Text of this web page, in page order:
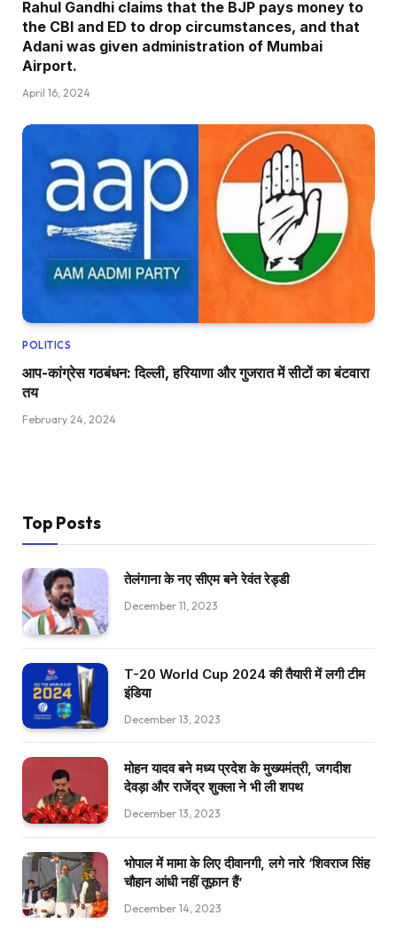
Rahul Gandhi claims that the BJP pays money to
the CBI and ED to drop circumstances, and that
Adani was given administration of Mumbai
Airport.
April 16, 2024
POLITICS
आप-कांग्रेस गठबंधन: दिल्ली, हरियाणा और गुजरात में सीटों का बंटवारा
तय
February 24, 2024
Top Posts
तेलंगाना के नए सीएम बने रेवंत रेड्डी
December 11, 2023
T-20 World Cup 2024 की तैयारी में लगी टीम
इंडिया
December 13, 2023
मोहन यादव बने मध्य प्रदेश के मुख्यमंत्री, जगदीश
देवड़ा और राजेंद्र शुक्ला ने भी ली शपथ
December 13, 2023
भोपाल में मामा के लिए दीवानगी, लगे नारे ‘शिवराज सिंह
चौहान आंधी नहीं तूफ़ान हैं’
December 14, 2023